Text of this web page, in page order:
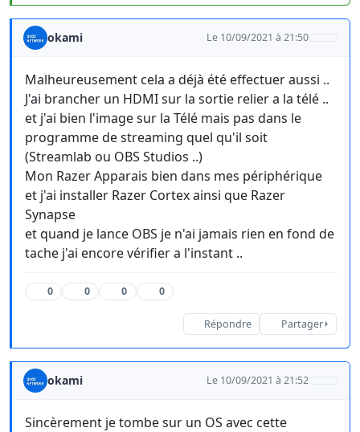
okami Le 10/09/2021 à 21:50
Malheureusement cela a déjà été effectuer aussi ..
J'ai brancher un HDMI sur la sortie relier a la télé ..
et j'ai bien l'image sur la Télé mais pas dans le
programme de streaming quel qu'il soit
(Streamlab ou OBS Studios ..)
Mon Razer Apparais bien dans mes périphérique
et j'ai installer Razer Cortex ainsi que Razer
Synapse
et quand je lance OBS je n'ai jamais rien en fond de
tache j'ai encore vérifier a l'instant ..
0 0 0 0
Répondre Partager
okami Le 10/09/2021 à 21:52
Sincèrement je tombe sur un OS avec cette